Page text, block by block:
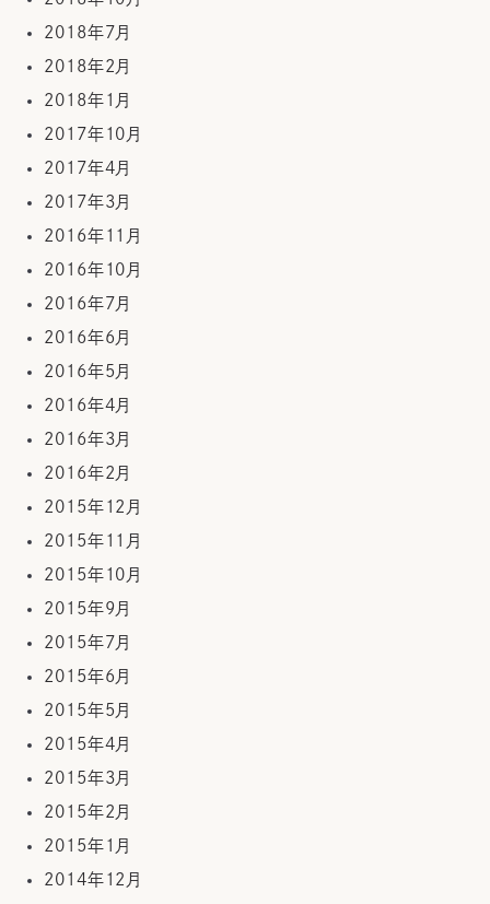
2018年7月
2018年2月
2018年1月
2017年10月
2017年4月
2017年3月
2016年11月
2016年10月
2016年7月
2016年6月
2016年5月
2016年4月
2016年3月
2016年2月
2015年12月
2015年11月
2015年10月
2015年9月
2015年7月
2015年6月
2015年5月
2015年4月
2015年3月
2015年2月
2015年1月
2014年12月